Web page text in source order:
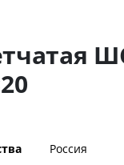
Россия